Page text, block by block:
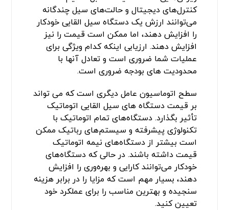
کنترل‌های دیجیتال و حالت‌های سیل چندگانه
می‌توانند ارزش یک دستگاه سیل القایی خودکار
را افزایش دهند، اما ممکن است قیمت را نیز
افزایش دهند. ارزیابی اینکه کدام ویژگی برای
عملیات شما ضروری است و تعادل آنها با
محدودیت های بودجه ضروری است.
سطح اتوماسیون عامل دیگری است که می تواند
بر قیمت دستگاه های سیل القایی اتوماتیک
تأثیر بگذارد. دستگاه‌های تمام اتوماتیک با
تکنولوژی پیشرفته و سیستم‌های رباتیک ممکن
است بیشتر از دستگاه‌های نیمه اتوماتیک
قیمت داشته باشند. در حالی که دستگاه‌های
خودکار می‌توانند کارایی و بهره‌وری را افزایش
دهند، بسیار مهم است که مزایا را در برابر هزینه
سنجیده و بهترین مناسب را برای عملکرد خود
تعیین کنید.